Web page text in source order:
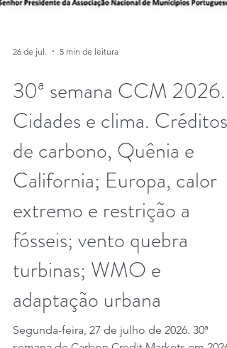
30ª semana CCM 2026.
Cidades e clima. Créditos
de carbono, Quênia e
California; Europa, calor
extremo e restrição a
fósseis; vento quebra
turbinas; WMO e